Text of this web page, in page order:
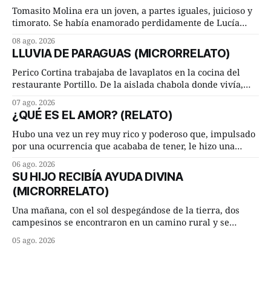
Tomasito Molina era un joven, a partes iguales, juicioso y
timorato. Se había enamorado perdidamente de Lucía
ambos les iba de maravilla. Pero mantenían absoluta
discrepancia en un deseo ineluctable por parte de ella.
Lucía Arriate quería que ellos
08 ago. 2026
LLUVIA DE PARAGUAS (MICRORRELATO)
Perico Cortina trabajaba de lavaplatos en la cocina del
restaurante Portillo. De la aislada chabola donde vivía,
cuarto de hora andando a buen paso. Cierta noche,
terminada su jornada laboral caminaba él hacía su mísera
morada cundo comenzó a llover
07 ago. 2026
¿QUÉ ES EL AMOR? (RELATO)
Hubo una vez un rey muy rico y poderoso que, impulsado
por una ocurrencia que acababa de tener, le hizo una
Dime, hombre sabio, ¿qué es el amor según tú? Su
consejero, que era muy prudente y astuto le respondió de
inmediato:
06 ago. 2026
SU HIJO RECIBÍA AYUDA DIVINA
(MICRORRELATO)
Una mañana, con el sol despegándose de la tierra, dos
campesinos se encontraron en un camino rural y se
remolachas, Manuel? —quiso saber uno. —Eso acabo de
05 ago. 2026